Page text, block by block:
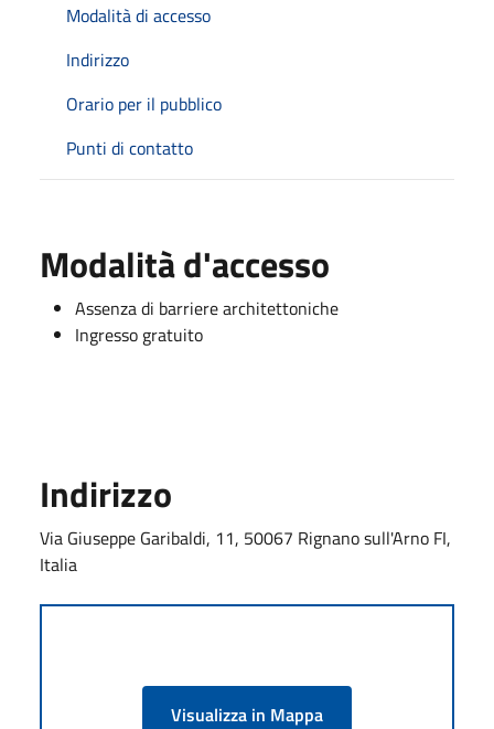
Modalità di accesso
Indirizzo
Orario per il pubblico
Punti di contatto
Modalità d'accesso
Assenza di barriere architettoniche
Ingresso gratuito
Indirizzo
Via Giuseppe Garibaldi, 11, 50067 Rignano sull'Arno FI,
Italia
Visualizza in Mappa